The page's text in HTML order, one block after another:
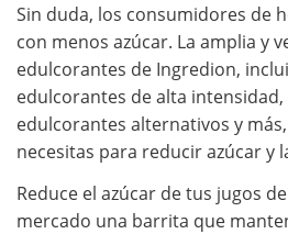
Sin duda, los consumidores de
con menos azúcar. La amplia y
edulcorantes de Ingredion,
edulcorantes de alta
edulcorantes alternativos y
necesitas para reducir azúcar y
Reduce el azúcar de tus jugos
mercado una barrita que